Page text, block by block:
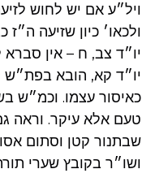
ויל״ע אם יש לחוש
ולכאו׳ כיון שזיעה
יו״ד צב, ח – אין
יו״ד קא, הובא בפת״ש
כאיסור עצמו. וכמ״ש
טעם אלא עיקר. וראה
שבתנור קטן וסתום
ושו״ר בקובץ שערי